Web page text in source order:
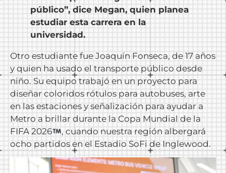
público”, dice Megan, quien planea
estudiar esta carrera en la
universidad.
Otro estudiante fue Joaquín Fonseca, de 17 años
y quien ha usado el transporte público desde
niño. Su equipo trabajó en un proyecto para
diseñar coloridos rótulos para autobuses, arte
en las estaciones y señalización para ayudar a
Metro a brillar durante la Copa Mundial de la
FIFA 2026
, cuando nuestra región albergará
ocho partidos en el Estadio SoFi de Inglewood.